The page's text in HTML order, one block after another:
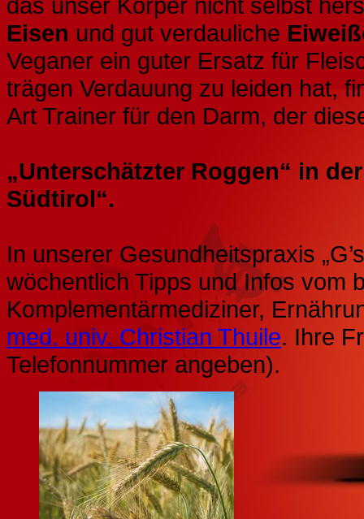
Eisen und gut verdauliche
Veganer ein guter Ersatz für
trägen Verdauung zu leiden hat,
Art Trainer für den Darm, der
„Unterschätzter Roggen“ in
Südtirol“.
In unserer Gesundheitspraxis
wöchentlich Tipps und Infos vom
Komplementärmediziner,
med. univ. Christian Thuile. Ihre
Telefonnummer angeben).